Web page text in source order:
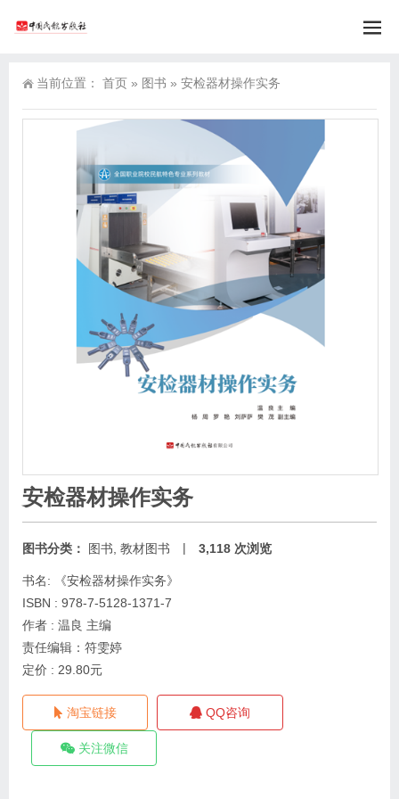
当前位置： 首页 » 图书 » 安检器材操作实务
安检器材操作实务
图书分类： 图书 教材图书 | 3,118 次浏览
书名: 《安检器材操作实务》
ISBN : 978-7-5128-1371-7
作者 : 温良 主编
责任编辑：符雯婷
定价 : 29.80元
淘宝链接 QQ咨询
关注微信